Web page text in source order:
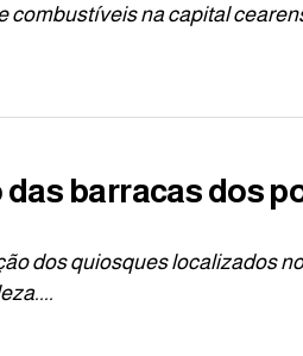
combustíveis na capital
barracas dos
dos quiosques localizados